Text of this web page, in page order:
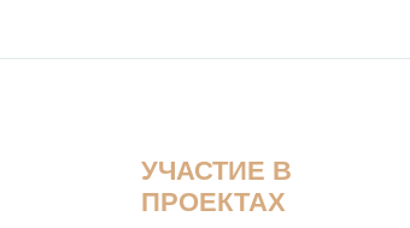
УЧАСТИЕ В
ПРОЕКТАХ